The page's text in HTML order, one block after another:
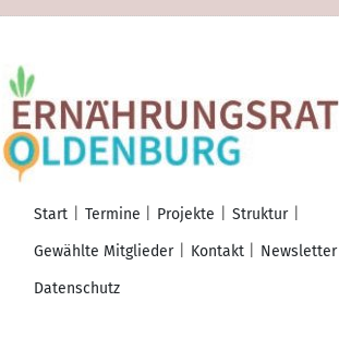
Start Termine Projekte
Struktur
Gewählte Mitglieder
Kontakt Newsletter
Datenschutz